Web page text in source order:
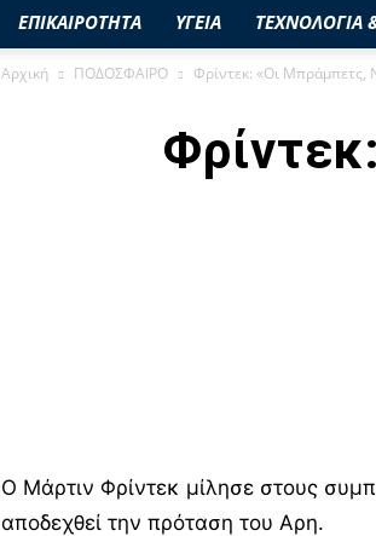
ΕΠΙΚΑΙΡΟΤΗΤΑ ΥΓΕΙΑ ΤΕΧΝΟΛΟΓΙΑ
Αρχική ΠΟΔΟΣΦΑΙΡΟ Φρίντεκ: «Οι Μπράμπετς,
Ο Μάρτιν Φρίντεκ μίλησε στους
αποδεχθεί την πρόταση του Αρη.